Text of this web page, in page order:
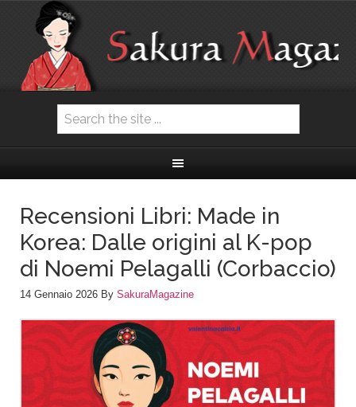
Recensioni Libri: Made in
Korea: Dalle origini al K-pop
di Noemi Pelagalli (Corbaccio)
14 Gennaio 2026 By SakuraMagazine